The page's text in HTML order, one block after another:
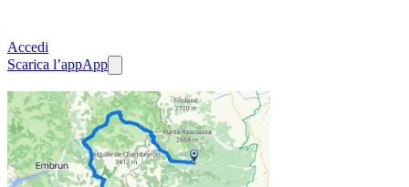
Accedi
Scarica l’appApp